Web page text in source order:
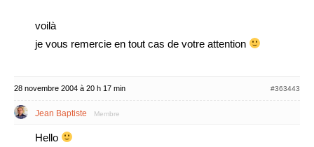
voilà
je vous remercie en tout cas de votre attention
28 novembre 2004 à 20 h 17 min #363443
Jean Baptiste Membre
Hello